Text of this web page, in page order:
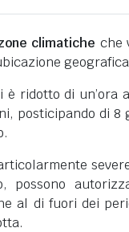
climatiche che
ridotto di un’ora
posticipando di 8
possono
al di fuori dei